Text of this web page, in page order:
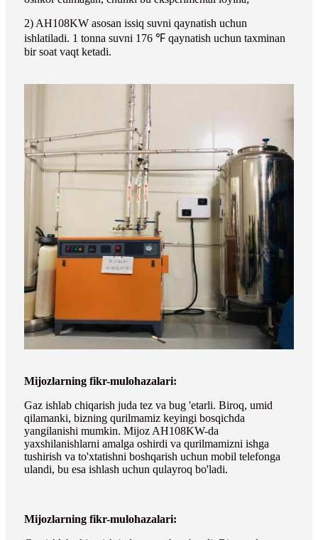
2) AH108KW asosan issiq suvni qaynatish uchun
ishlatiladi. 1 tonna suvni 176 ℉ qaynatish uchun taxminan
bir soat vaqt ketadi.
Mijozlarning fikr-mulohazalari:
Gaz ishlab chiqarish juda tez va bug 'etarli. Biroq, umid
qilamanki, bizning qurilmamiz keyingi bosqichda
yangilanishi mumkin. Mijoz AH108KW-da
yaxshilanishlarni amalga oshirdi va qurilmamizni ishga
tushirish va to'xtatishni boshqarish uchun mobil telefonga
ulandi, bu esa ishlash uchun qulayroq bo'ladi.
Mijozlarning fikr-mulohazalari: